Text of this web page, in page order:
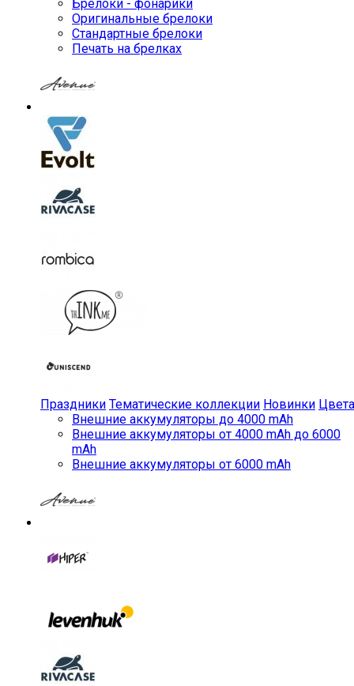
Брелоки - фонарики
Оригинальные брелоки
Стандартные брелоки
Печать на брелках
Праздники Тематические коллекции Новинки Цвета
Внешние аккумуляторы до 4000 mAh
Внешние аккумуляторы от 4000 mAh до 6000
mAh
Внешние аккумуляторы от 6000 mAh